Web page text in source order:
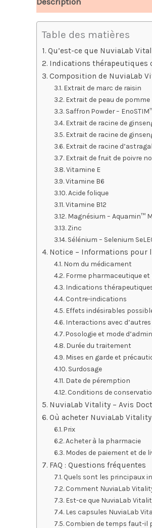
Table des matières
Qu’est-ce que NuviaLab
Indications thérapeutiques
Composition de NuviaLab
Extrait de marc de raisin
Extrait de peau de pomme
Saffron Powder –
Extrait de racine de
Extrait de racine de
Extrait de racine
Extrait de fruit de poivre
Vitamine E
Vitamine B6
Acide folique
Vitamine B12
Magnésium – Aquamin™
Zinc
Sélénium – Selenium
Notice – Informations pour
Nom du médicament
Forme pharmaceutique
Indications
Contre-indications
Effets indésirables
Interactions avec
Posologie et mode
Durée du traitement
Mises en garde et
Surdosage
Date de péremption
Conditions de
NuviaLab Vitality – Avis
Où acheter NuviaLab
Prix
Acheter à la pharmacie
Modes de paiement et de
FAQ : Questions fréquentes
Quels sont les principaux
Comment NuviaLab
Est-ce que NuviaLab
Les capsules NuviaLab
Combien de temps faut-il